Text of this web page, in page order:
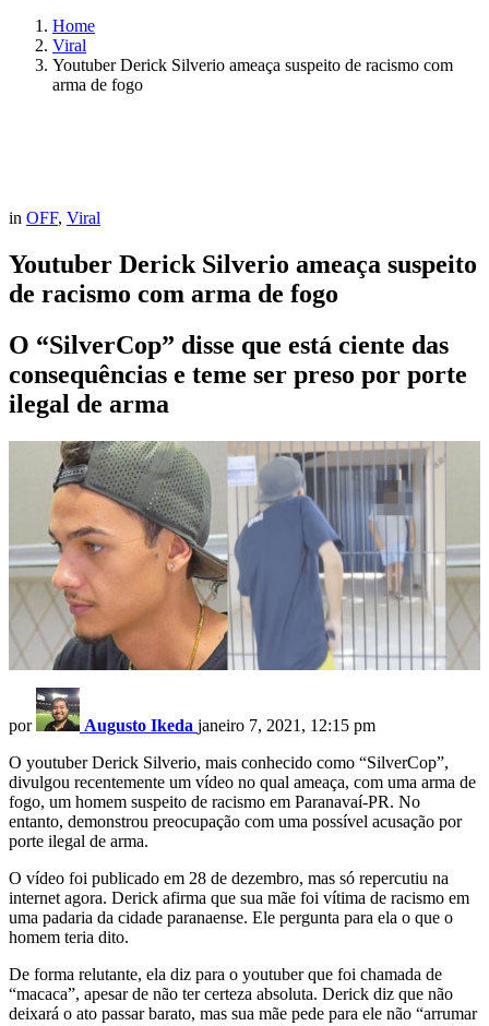
Home
Viral
Youtuber Derick Silverio ameaça suspeito de racismo com
arma de fogo
in OFF, Viral
Youtuber Derick Silverio ameaça suspeito
de racismo com arma de fogo
O “SilverCop” disse que está ciente das
consequências e teme ser preso por porte
ilegal de arma
por Augusto Ikeda janeiro 7, 2021, 12:15 pm
O youtuber Derick Silverio, mais conhecido como “SilverCop”,
divulgou recentemente um vídeo no qual ameaça, com uma arma de
fogo, um homem suspeito de racismo em Paranavaí-PR. No
entanto, demonstrou preocupação com uma possível acusação por
porte ilegal de arma.
O vídeo foi publicado em 28 de dezembro, mas só repercutiu na
internet agora. Derick afirma que sua mãe foi vítima de racismo em
uma padaria da cidade paranaense. Ele pergunta para ela o que o
homem teria dito.
De forma relutante, ela diz para o youtuber que foi chamada de
“macaca”, apesar de não ter certeza absoluta. Derick diz que não
deixará o ato passar barato, mas sua mãe pede para ele não “arrumar